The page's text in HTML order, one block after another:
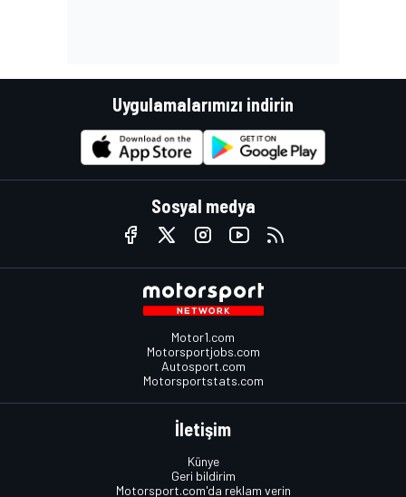
Uygulamalarımızı indirin
Sosyal medya
Motor1.com
Motorsportjobs.com
Autosport.com
Motorsportstats.com
İletişim
Künye
Geri bildirim
Motorsport.com'da reklam verin